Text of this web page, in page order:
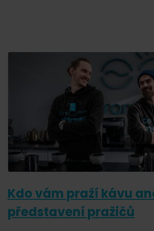
Kdo vám praží kávu
představení pražičů